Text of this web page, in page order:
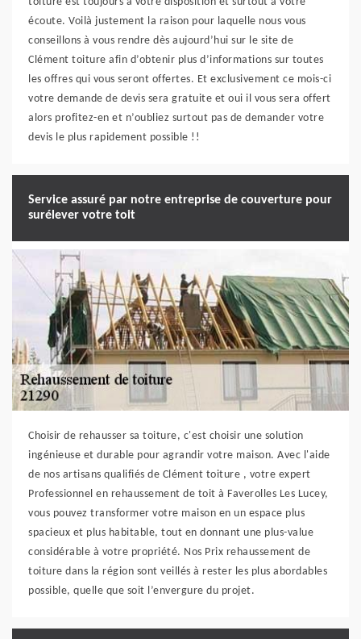
écoute. Voilà justement la raison pour laquelle nous vous
conseillons à vous rendre dès aujourd’hui sur le site de
Clément toiture afin d’obtenir plus d’informations sur toutes
les offres qui vous seront offertes. Et exclusivement ce mois-ci
votre demande de devis sera gratuite et oui il vous sera offert
alors profitez-en et n’oubliez surtout pas de demander votre
devis le plus rapidement possible !!
Service assuré par notre entreprise de couverture pour
surélever votre toit
Choisir de rehausser sa toiture, c'est choisir une solution
ingénieuse et durable pour agrandir votre maison. Avec l'aide
de nos artisans qualifiés de Clément toiture , votre expert
Professionnel en rehaussement de toit à Faverolles Les Lucey,
vous pouvez transformer votre maison en un espace plus
spacieux et plus habitable, tout en donnant une plus-value
considérable à votre propriété. Nos Prix rehaussement de
toiture dans la région sont veillés à rester les plus abordables
possible, quelle que soit l’envergure du projet.